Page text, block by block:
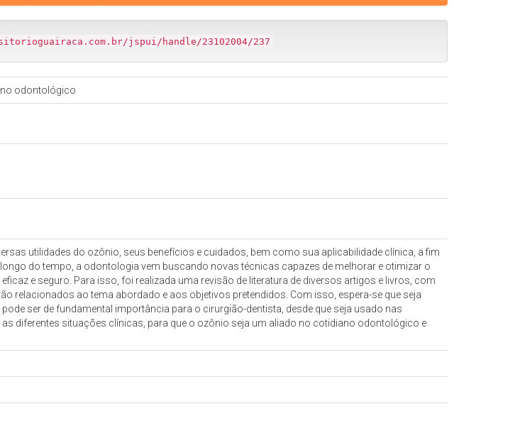
jspui/handle/23102004/237
odontológico
utilidades do ozônio, seus benefícios e cuidados, bem como sua aplicabilidade clínica, a fim
do tempo, a odontologia vem buscando novas técnicas capazes de melhorar e otimizar o
e seguro. Para isso, foi realizada uma revisão de literatura de diversos artigos e livros, com
relacionados ao tema abordado e aos objetivos pretendidos. Com isso, espera-se que seja
ser de fundamental importância para o cirurgião-dentista, desde que seja usado nas
diferentes situações clínicas, para que o ozônio seja um aliado no cotidiano odontológico e